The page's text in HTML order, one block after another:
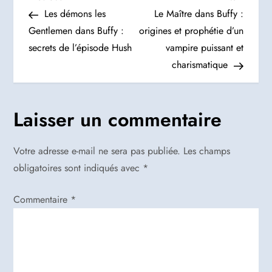
a
v
i
g
a
t
i
PostLes démons les
Gentlemen dans Buffy :
secrets de l’épisode Hush
Post
Le Maître dans Buffy :
origines et prophétie d’un
vampire puissant et
charismatique
Laisser un commentaire
Votre adresse e-mail ne sera pas publiée. Les champs
obligatoires sont indiqués avec *
Commentaire *